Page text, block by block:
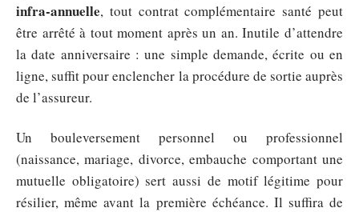
infra-annuelle, tout contrat complémentaire santé peut
être arrêté à tout moment après un an. Inutile d’attendre
la date anniversaire : une simple demande, écrite ou en
ligne, suffit pour enclencher la procédure de sortie auprès
de l’assureur.
Un bouleversement personnel ou professionnel
(naissance, mariage, divorce, embauche comportant une
mutuelle obligatoire) sert aussi de motif légitime pour
résilier, même avant la première échéance. Il suffira de